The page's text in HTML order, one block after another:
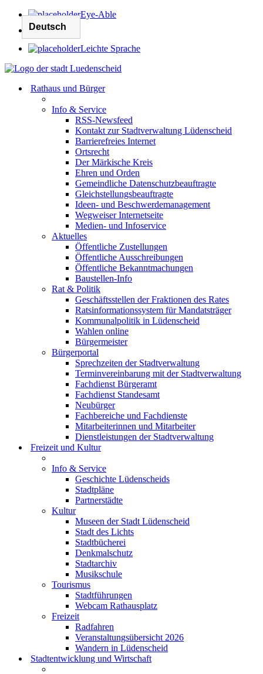
Eye-Able
Leichte Sprache
Rathaus und Bürger
Info & Service
RSS-Newsfeed
Kontakt zur Stadtverwaltung Lüdenscheid
Barrierefreies Internet
Ortsrecht
Der Märkische Kreis
Ehren und Orden
Gemeindliche Datenschutzbeauftragte
Gleichstellungsbeauftragte
Ideen- und Beschwerdemanagement
Wegweiser Internetseite
Medien- und Infoservice
Aktuelles
Öffentliche Zustellungen
Öffentliche Ausschreibungen
Öffentliche Bekanntmachungen
Baustellen-Info
Rat & Politik
Geschäftsstellen der Fraktionen des Rates
Ratsinformationssystem für Mandatsträger
Kommunalpolitik in Lüdenscheid
Wahlen online
Bürgermeister
Bürgerportal
Sprechzeiten der Stadtverwaltung
Terminvereinbarung mit der Stadtverwaltung
Fachdienst Bürgeramt
Fachdienst Standesamt
Neubürger
Fachbereiche und Fachdienste
Mitarbeiterinnen und Mitarbeiter
Dienstleistungen der Stadtverwaltung
Freizeit und Kultur
Info & Service
Geschichte Lüdenscheids
Stadtpläne
Partnerstädte
Kultur
Museen der Stadt Lüdenscheid
Stadt des Lichts
Stadtbücherei
Denkmalschutz
Stadtarchiv
Musikschule
Tourismus
Stadtführungen
Webcam Rathausplatz
Freizeit
Radfahren
Veranstaltungsübersicht 2026
Wandern in Lüdenscheid
Stadtentwicklung und Wirtschaft